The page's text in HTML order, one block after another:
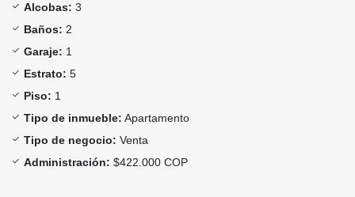
Alcobas: 3
Baños: 2
Garaje: 1
Estrato: 5
Piso: 1
Tipo de inmueble: Apartamento
Tipo de negocio: Venta
Administración: $422.000 COP